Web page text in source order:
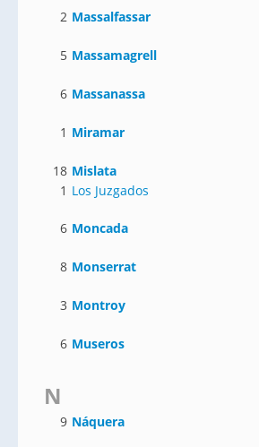
2 Massalfassar
5 Massamagrell
6 Massanassa
1 Miramar
18 Mislata
1 Los Juzgados
6 Moncada
8 Monserrat
3 Montroy
6 Museros
N
9 Náquera